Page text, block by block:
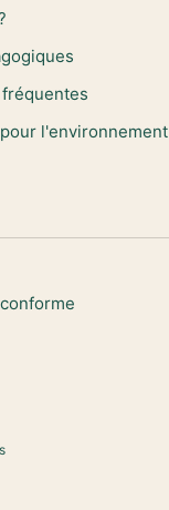
l'environnement